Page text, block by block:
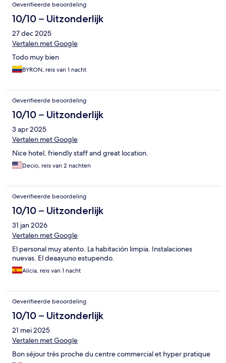
Geverifieerde beoordeling
10/10 – Uitzonderlijk
27 dec 2025
Vertalen met Google
Todo muy bien
BYRON, reis van 1 nacht
Geverifieerde beoordeling
10/10 – Uitzonderlijk
3 apr 2025
Vertalen met Google
Nice hotel, friendly staff and great location.
Decio, reis van 2 nachten
Geverifieerde beoordeling
10/10 – Uitzonderlijk
31 jan 2026
Vertalen met Google
El personal muy atento. La habitación limpia. Instalaciones
nuevas. El deaayuno estupendo.
Alicia, reis van 1 nacht
Geverifieerde beoordeling
10/10 – Uitzonderlijk
21 mei 2025
Vertalen met Google
Bon séjour très proche du centre commercial et hyper pratique